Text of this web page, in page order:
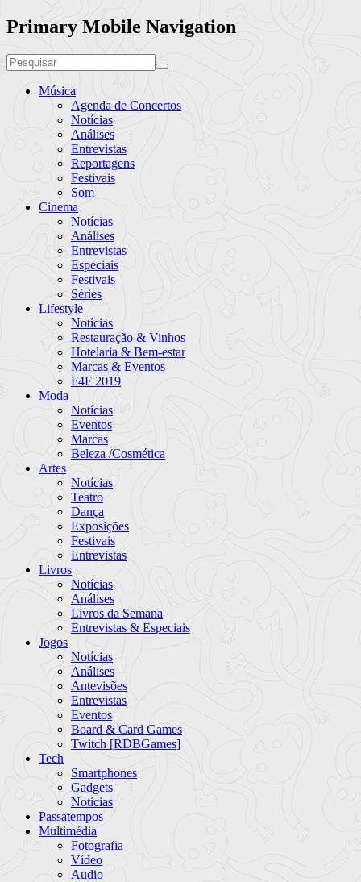
Primary Mobile Navigation
Música
Agenda de Concertos
Notícias
Análises
Entrevistas
Reportagens
Festivais
Som
Cinema
Notícias
Análises
Entrevistas
Especiais
Festivais
Séries
Lifestyle
Notícias
Restauração & Vinhos
Hotelaria & Bem-estar
Marcas & Eventos
F4F 2019
Moda
Notícias
Eventos
Marcas
Beleza /Cosmética
Artes
Notícias
Teatro
Dança
Exposições
Festivais
Entrevistas
Livros
Notícias
Análises
Livros da Semana
Entrevistas & Especiais
Jogos
Notícias
Análises
Antevisões
Entrevistas
Eventos
Board & Card Games
Twitch [RDBGames]
Tech
Smartphones
Gadgets
Notícias
Passatempos
Multimédia
Fotografia
Vídeo
Audio